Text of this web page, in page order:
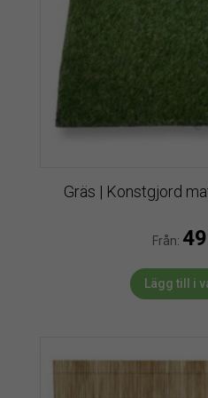
Gräs | Konstgjord
Från:
Lägg till i